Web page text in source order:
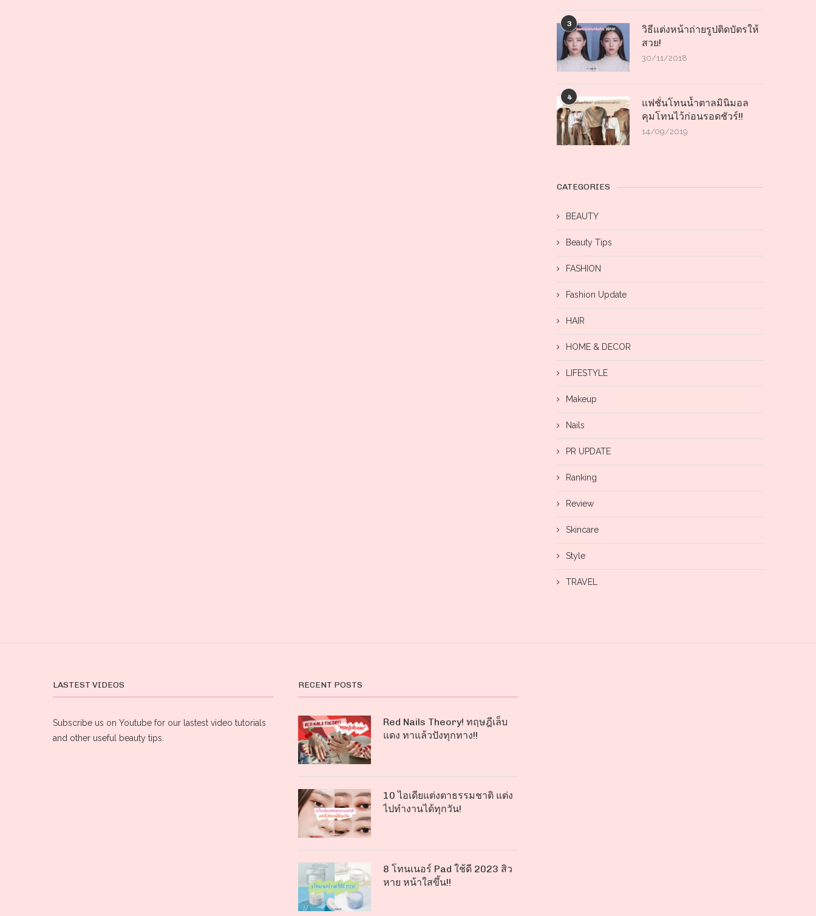
3
วิธีแต่งหน้าถ่ายรูปติดบัตรให้
สวย!
30/11/2018
4
แฟชั่นโทนน้ำตาลมินิมอล
คุมโทนไว้ก่อนรอดชัวร์!!
14/09/2019
CATEGORIES
BEAUTY
Beauty Tips
FASHION
Fashion Update
HAIR
HOME & DECOR
LIFESTYLE
Makeup
Nails
PR UPDATE
Ranking
Review
Skincare
Style
TRAVEL
LASTEST VIDEOS
Subscribe us on Youtube for our lastest video tutorials
and other useful beauty tips.
RECENT POSTS
Red Nails Theory! ทฤษฎีเล็บ
แดง ทาแล้วปังทุกทาง!!
10 ไอเดียแต่งตาธรรมชาติ แต่ง
ไปทำงานได้ทุกวัน!
8 โทนเนอร์ Pad ใช้ดี 2023 สิว
หาย หน้าใสขึ้น!!